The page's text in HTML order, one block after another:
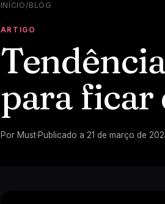
INÍCIO/BLOG
ARTIGO
para ficar
Por Must·Publicado a 21 de março de